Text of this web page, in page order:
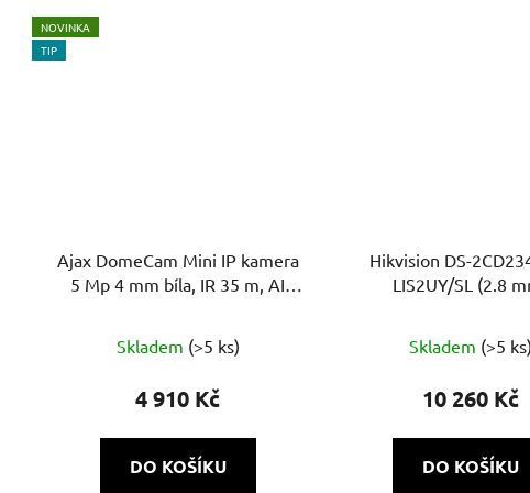
NOVINKA
TIP
Ajax DomeCam Mini IP kamera
5 Mp 4 mm bíla, IR 35 m, AI
hodnocení
produktu
5,0
z
Skladem (>5 ks)
4 910 Kč
DO KOŠÍKU
Hikvision DS-
LIS2UY/SL (2.8
Skladem (>5 ks)
10 260 Kč
DO KOŠÍKU